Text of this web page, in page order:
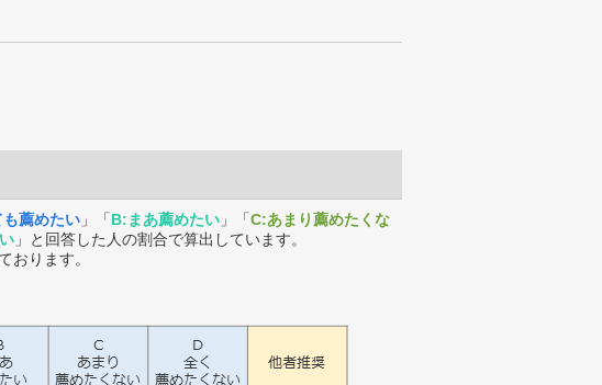
薦めたい 」「B:まあ薦めたい 」「C:あまり薦めたくな
」と回答した人の割合で算出しています。
おります。